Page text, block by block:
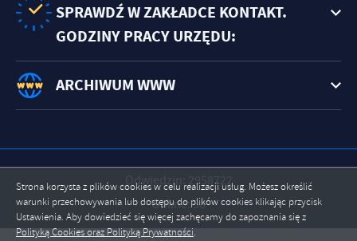
SPRAWDŹ W ZAKŁADCE KONTAKT.
GODZINY PRACY URZĘDU:
ARCHIWUM WWW
Odwiedzin: 2958722
Online: 58
Strona korzysta z plików cookies w celu realizacji usług. Możesz określić
warunki przechowywania lub dostępu do plików cookies klikając przycisk
Ustawienia. Aby dowiedzieć się więcej zachęcamy do zapoznania się z
Polityką Cookies oraz Polityką Prywatności.